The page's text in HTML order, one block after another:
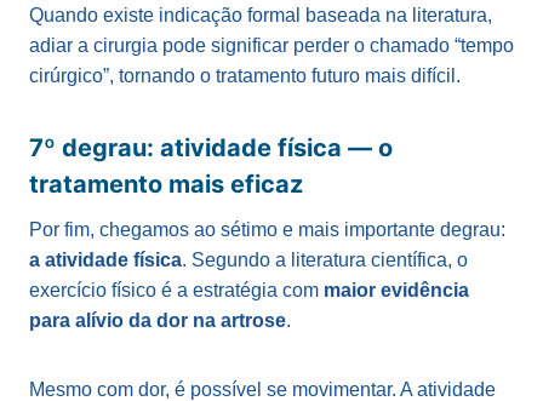
Quando existe indicação formal baseada na literatura,
adiar a cirurgia pode significar perder o chamado “tempo
cirúrgico”, tornando o tratamento futuro mais difícil.
7º degrau: atividade física — o
tratamento mais eficaz
Por fim, chegamos ao sétimo e mais importante degrau:
a atividade física. Segundo a literatura científica, o
exercício físico é a estratégia com maior evidência
para alívio da dor na artrose.
Mesmo com dor, é possível se movimentar. A atividade